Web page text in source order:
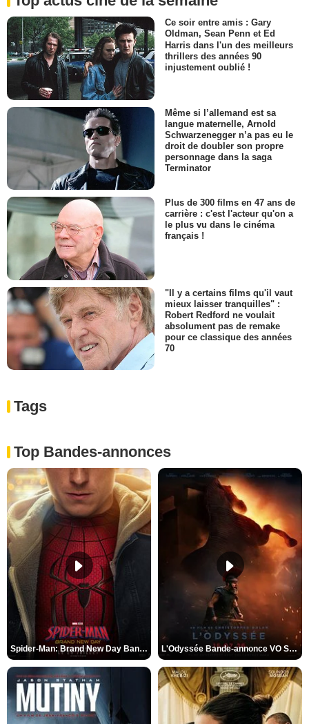
Ce soir entre amis : Gary
Oldman, Sean Penn et Ed
Harris dans l'un des meilleurs
thrillers des années 90
injustement oublié !
Même si l’allemand est sa
langue maternelle, Arnold
Schwarzenegger n’a pas eu le
droit de doubler son propre
personnage dans la saga
Terminator
Plus de 300 films en 47 ans de
carrière : c'est l'acteur qu'on a
le plus vu dans le cinéma
français !
"Il y a certains films qu'il vaut
mieux laisser tranquilles" :
Robert Redford ne voulait
absolument pas de remake
pour ce classique des années
70
Tags
Top Bandes-annonces
Spider-Man: Brand New Day Bande-annonce VO STFR L'Odyssée Bande-annonce VO STFR